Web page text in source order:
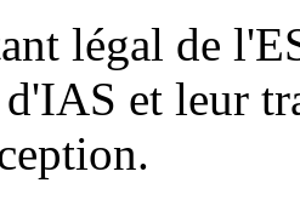
légal de
et leur